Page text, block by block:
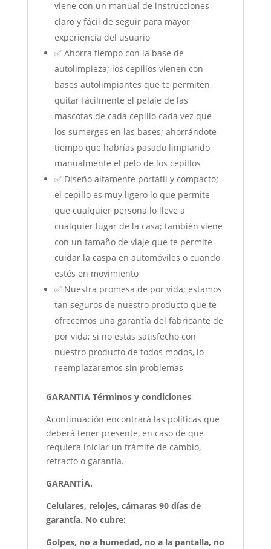
viene con un manual de instrucciones
claro y fácil de seguir para mayor
experiencia del usuario
✅ Ahorra tiempo con la base de
autolimpieza; los cepillos vienen con
bases autolimpiantes que te permiten
quitar fácilmente el pelaje de las
mascotas de cada cepillo cada vez que
los sumerges en las bases; ahorrándote
tiempo que habrías pasado limpiando
manualmente el pelo de los cepillos
✅ Diseño altamente portátil y compacto;
el cepillo es muy ligero lo que permite
que cualquier persona lo lleve a
cualquier lugar de la casa; también viene
con un tamaño de viaje que te permite
cuidar la caspa en automóviles o cuando
estés en movimiento
✅ Nuestra promesa de por vida; estamos
tan seguros de nuestro producto que te
ofrecemos una garantía del fabricante de
por vida; si no estás satisfecho con
nuestro producto de todos modos, lo
reemplazaremos sin problemas
GARANTIA Términos y condiciones
Acontinuación encontrará las políticas que
deberá tener presente, en caso de que
requiera iniciar un trámite de cambio,
retracto o garantía.
GARANTÍA.
Celulares, relojes, cámaras 90 días de
garantía. No cubre:
Golpes, no a humedad, no a la pantalla, no